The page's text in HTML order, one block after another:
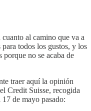
al camino que va a
todos los gustos, y los
porque no se acaba de
traer aquí la opinión
Credit Suisse, recogida
de mayo pasado: